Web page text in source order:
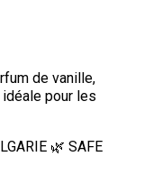
de vanille,
pour les
🌿 SAFE